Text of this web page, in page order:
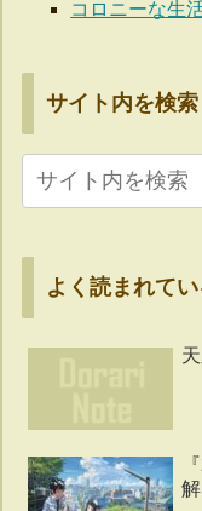
コロニーな生活
サイト内を検索
よく読まれてい
解